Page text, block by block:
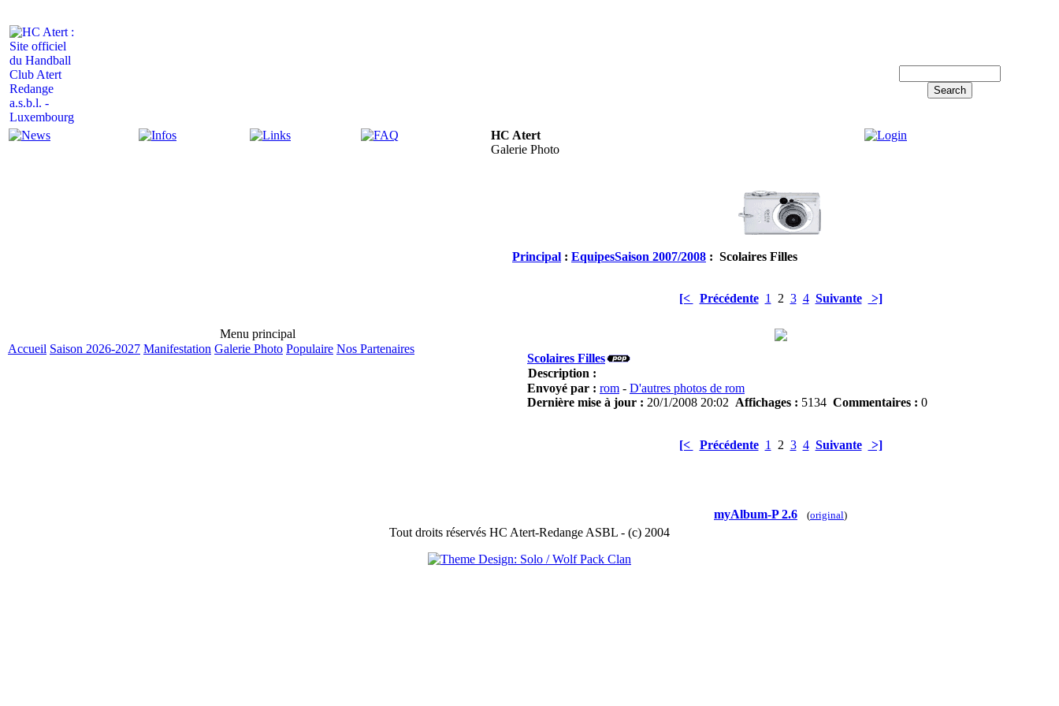
HC Atert
Galerie Photo
Menu principal
Accueil Saison 2026-2027 Manifestation Galerie Photo Populaire Nos Partenaires
Principal : EquipesSaison 2007/2008 : Scolaires Filles
[< Précédente 1 2 3 4 Suivante >]
Scolaires Filles
Description :
Envoyé par : rom - D'autres photos de rom
Dernière mise à jour : 20/1/2008 20:02 Affichages : 5134 Commentaires : 0
[< Précédente 1 2 3 4 Suivante >]
myAlbum-P 2.6 (original)
Tout droits réservés HC Atert-Redange ASBL - (c) 2004